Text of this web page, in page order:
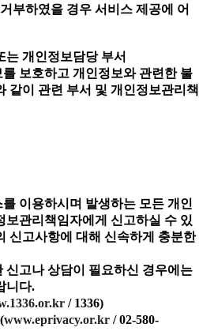
부하였을 경우 서비스 제공에 어
개인정보담당 부서
보호하고 개인정보와 관련한 불
같이 관련 부서 및 개인정보관리책
이용하시며 발생하는 모든 개인
보관리책임자에게 신고하실 수 있
신고사항에 대해 신속하게 충분한
고나 상담이 필요하신 경우에는
니다.
/ 1336)
www.eprivacy.or.kr / 02-580-